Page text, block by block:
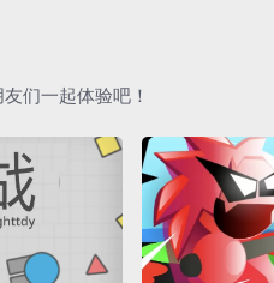
们一起体验吧！